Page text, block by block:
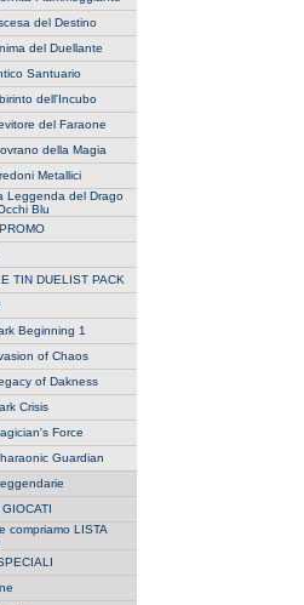
del Destino
del Duellante
Santuario
dell'Incubo
del Faraone
della Magia
Metallici
Leggenda del Drago
Blu
TIN DUELIST PACK
Beginning 1
of Chaos
of Dakness
Crisis
Force
Guardian
compriamo LISTA